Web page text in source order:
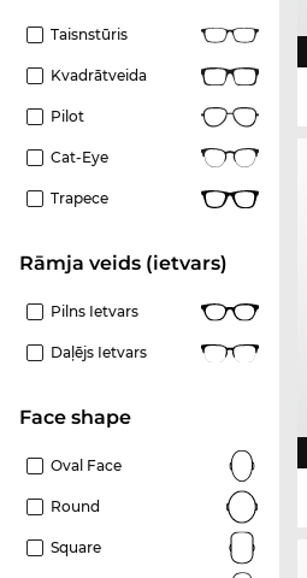
Taisnstūris
Kvadrātveida
Pilot
Cat-Eye
Trapece
Rāmja veids (ietvars)
Pilns Ietvars
Daļējs Ietvars
Face shape
Oval Face
Round
Square